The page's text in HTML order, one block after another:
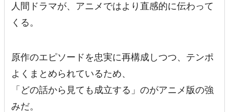
人間ドラマが、アニメではより直感的に伝わって
くる。
原作のエピソードを忠実に再構成しつつ、テンポ
よくまとめられているため、
「どの話から見ても成立する」のがアニメ版の強
みだ。